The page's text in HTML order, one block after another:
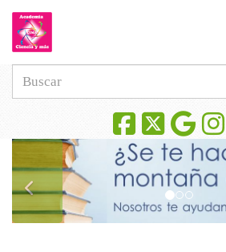
prev